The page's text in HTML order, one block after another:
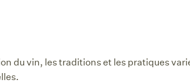
du vin, les traditions et les pratiques